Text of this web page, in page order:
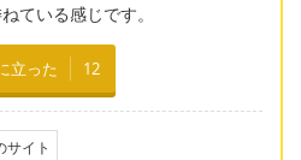
ている感じです。
立った 12
サイト